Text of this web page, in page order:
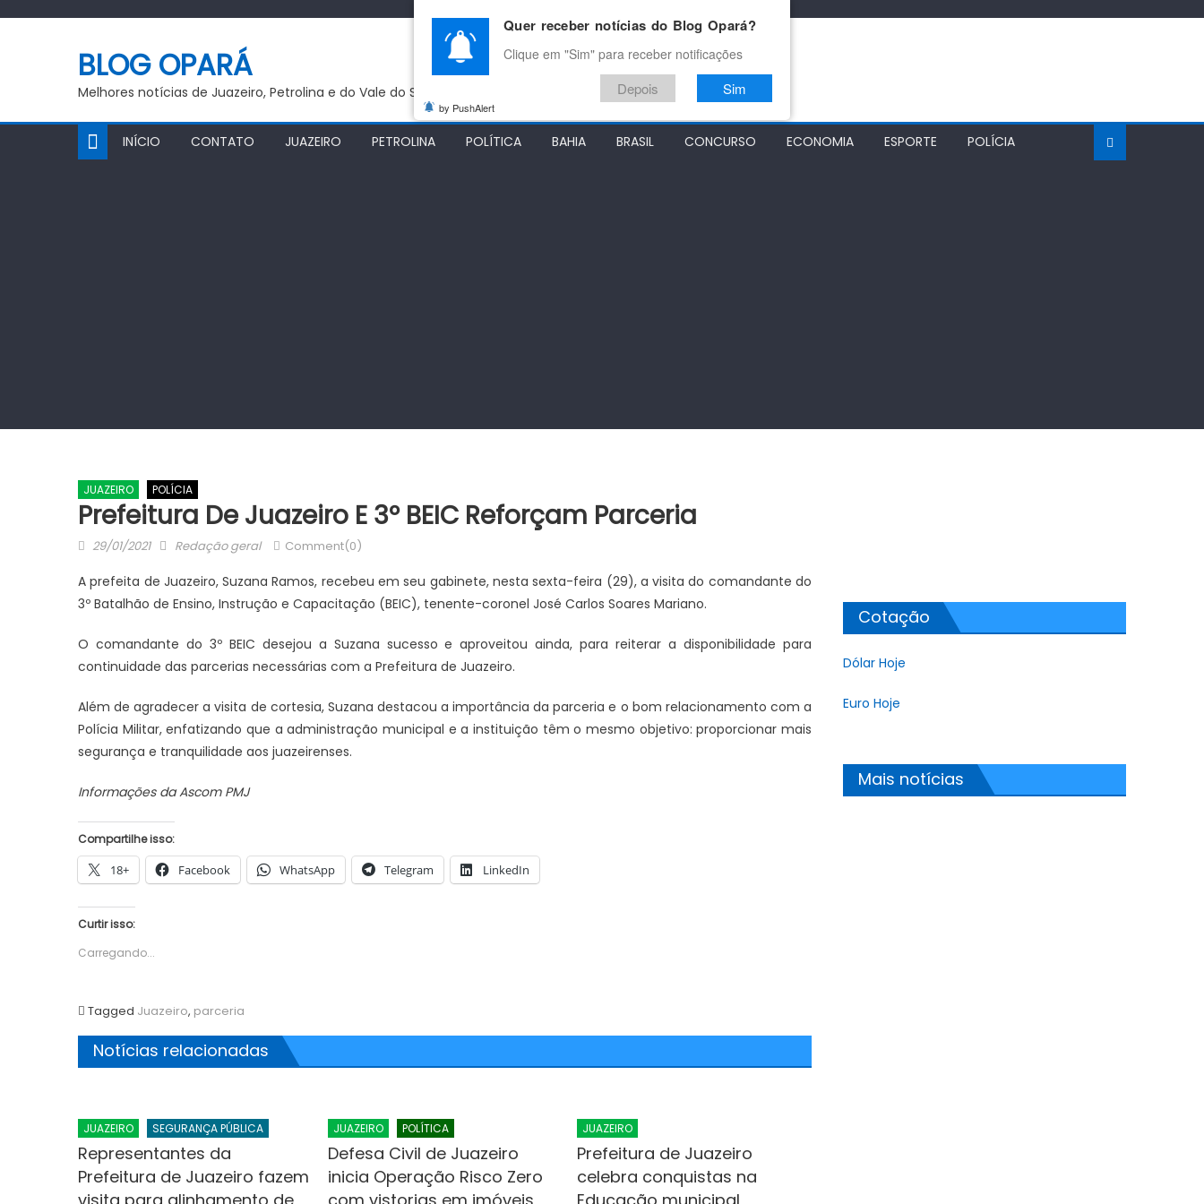
BLOG OPARÁ
Melhores notícias de Juazeiro, Petrolina e do Vale do São Francisco
INÍCIO CONTATO JUAZEIRO PETROLINA POLÍTICA BAHIA BRASIL CONCURSO ECONOMIA ESPORTE POLÍCIA
JUAZEIRO POLÍCIA
Prefeitura De Juazeiro E 3º BEIC Reforçam Parceria
Posted
29/01/2021 Author
Redação geral Comment(0)
A prefeita de Juazeiro, Suzana Ramos, recebeu em seu gabinete, nesta sexta-feira (29), a visita do comandante do
3º Batalhão de Ensino, Instrução e Capacitação (BEIC), tenente-coronel José Carlos Soares Mariano.
O comandante do 3º BEIC desejou a Suzana sucesso e aproveitou ainda, para reiterar a disponibilidade para
continuidade das parcerias necessárias com a Prefeitura de Juazeiro.
Além de agradecer a visita de cortesia, Suzana destacou a importância da parceria e o bom relacionamento com a
Polícia Militar, enfatizando que a administração municipal e a instituição têm o mesmo objetivo: proporcionar mais
segurança e tranquilidade aos juazeirenses.
Informações da Ascom PMJ
Compartilhe isso:
18+ Facebook WhatsApp Telegram LinkedIn
Curtir isso:
Carregando...
Tagged Juazeiro, parceria
Notícias relacionadas
JUAZEIRO SEGURANÇA PÚBLICA
Representantes da
Prefeitura de Juazeiro fazem
JUAZEIRO POLÍTICA
Defesa Civil de Juazeiro
inicia Operação Risco Zero
JUAZEIRO
Prefeitura de Juazeiro
celebra conquistas na
Cotação
Dólar Hoje
Euro Hoje
Mais notícias
Quer receber notícias do Blog Opará?
Clique em "Sim" para receber notificações
Depois Sim
by PushAlert